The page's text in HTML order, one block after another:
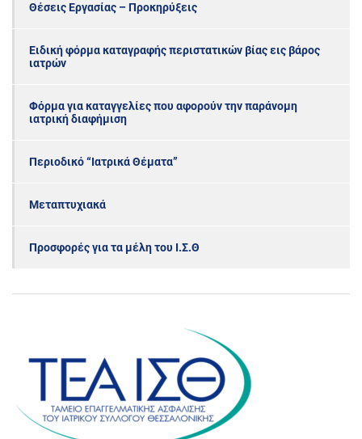
Θέσεις Εργασίας – Προκηρύξεις
Ειδική φόρμα καταγραφής περιστατικών βίας εις βάρος
ιατρών
Φόρμα για καταγγελίες που αφορούν την παράνομη
ιατρική διαφήμιση
Περιοδικό “Ιατρικά Θέματα”
Μεταπτυχιακά
Προσφορές για τα μέλη του Ι.Σ.Θ